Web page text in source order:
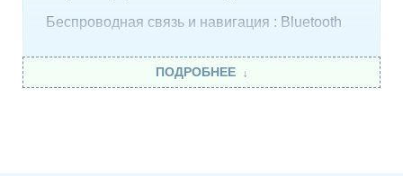
Беспроводная связь и навигация : Bluetooth
ПОДРОБНЕЕ